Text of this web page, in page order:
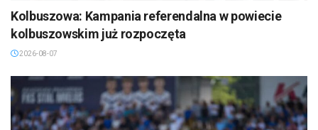
Kolbuszowa: Kampania referendalna w powiecie
kolbuszowskim już rozpoczęta
2026-08-07